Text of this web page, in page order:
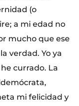
(o
a mi edad no
mucho que ese
verdad. Yo ya
currado. La
mi felicidad y